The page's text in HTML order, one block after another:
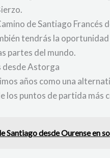
de Santiago
tendrás la
partes del mundo.
desde Astorga
años como una
los puntos de partida
desde Ourense en